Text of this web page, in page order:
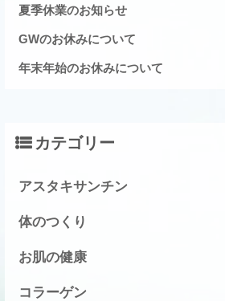
夏季休業のお知らせ
GWのお休みについて
年末年始のお休みについて
カテゴリー
アスタキサンチン
体のつくり
お肌の健康
コラーゲン